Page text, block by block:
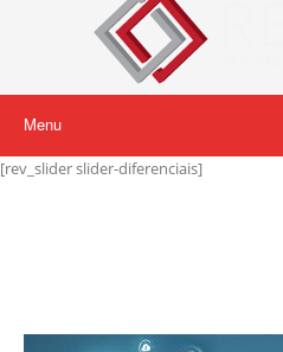
Menu
[rev_slider slider-diferenciais]